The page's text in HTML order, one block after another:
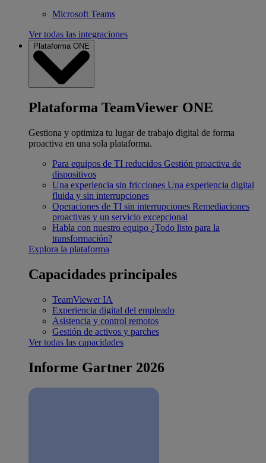
Microsoft Teams
Ver todas las integraciones
Plataforma ONE
Plataforma TeamViewer ONE
Gestiona y optimiza tu lugar de trabajo digital de forma
proactiva en una sola plataforma.
Para equipos de TI reducidos Gestión proactiva de
dispositivos
Una experiencia sin fricciones Una experiencia digital
fluida y sin interrupciones
Operaciones de TI sin interrupciones Remediaciones
proactivas y un servicio excepcional
Habla con nuestro equipo ¿Todo listo para la
transformación?
Explora la plataforma
Capacidades principales
TeamViewer IA
Experiencia digital del empleado
Asistencia y control remotos
Gestión de activos y parches
Ver todas las capacidades
Informe Gartner 2026